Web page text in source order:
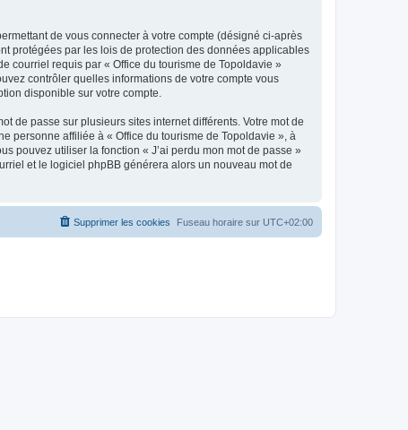
de vous connecter à votre compte (désigné ci-après
protégées par les lois de protection des données applicables
courriel requis par « Office du tourisme de Topoldavie »
contrôler quelles informations de votre compte vous
disponible sur votre compte.
de passe sur plusieurs sites internet différents. Votre mot de
personne affiliée à « Office du tourisme de Topoldavie », à
pouvez utiliser la fonction « J’ai perdu mon mot de passe »
et le logiciel phpBB générera alors un nouveau mot de
Fuseau horaire sur UTC+02:00
Supprimer les cookies